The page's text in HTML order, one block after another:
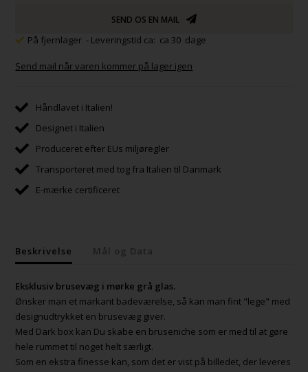
SEND OS EN MAIL
På fjernlager - Leveringstid ca: ca 30 dage
Send mail når varen kommer på lager igen
Håndlavet i Italien!
Designet i Italien
Produceret efter EUs miljøregler
Transporteret med tog fra Italien til Danmark
E-mærke certificeret
Beskrivelse Mål og Data
Eksklusiv brusevæg i mørke grå glas.
Ønsker man et markant badeværelse, så kan man fint "lege" med
designudtrykket en brusevæg giver.
Med Dark box kan Du skabe en bruseniche som er med til at gøre
hele rummet til noget helt særligt.
Som en ekstra finesse kan, som det er vist på billedet, der leveres